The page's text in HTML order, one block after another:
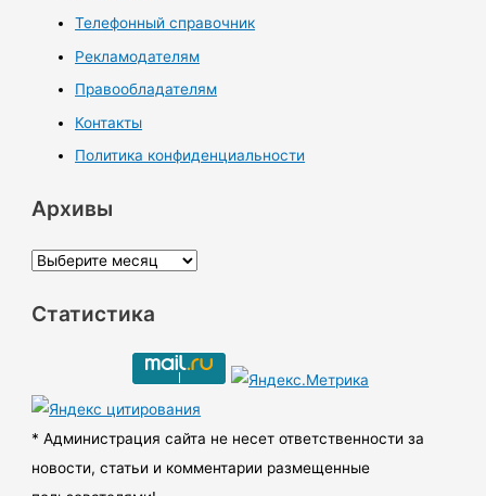
Телефонный справочник
Рекламодателям
Правообладателям
Контакты
Политика конфиденциальности
Архивы
А
х
ы
Статистика
* Администрация сайта не несет ответственности за
новости, статьи и комментарии размещенные